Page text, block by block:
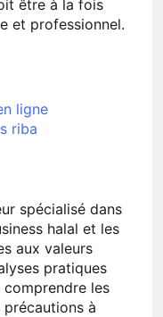
être à la fois
et professionnel.
ligne
riba
spécialisé dans
halal et les
aux valeurs
pratiques
les
à